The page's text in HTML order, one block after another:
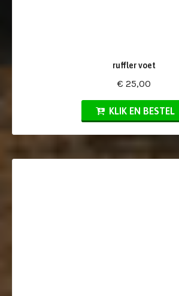
ruffler voet
€ 25,00
KLIK EN BESTEL